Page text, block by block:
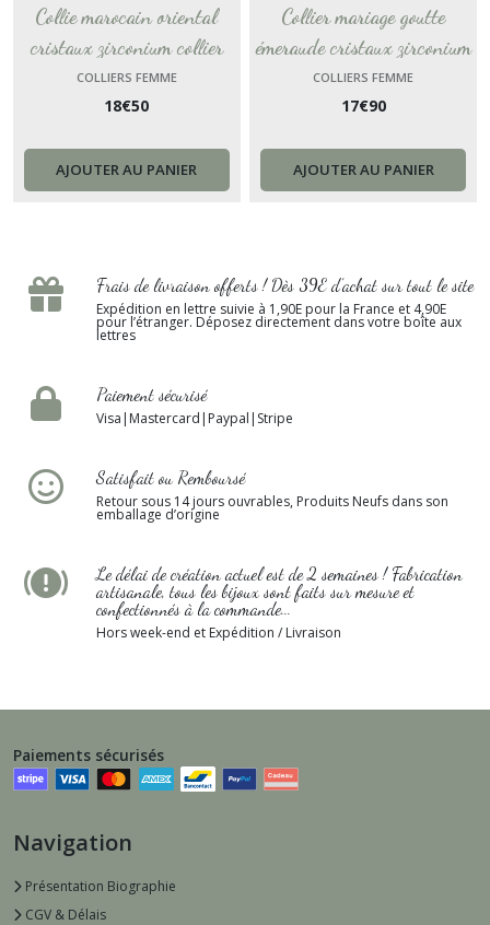
Collie marocain oriental
cristaux zirconium collier
nature chaine femme Gold-
Filled collier or dame
France
COLLIERS FEMME
18€50
AJOUTER AU PANIER
Collier mariage goutte
émeraude cristaux zirconium
collier chaine femme Gold-
Filled collier or cadeau femme
COLLIERS FEMME
17€90
AJOUTER AU PANIER
Frais de livraison offerts ! Dès 39E d’achat sur tout le site
Expédition en lettre suivie à 1,90E pour la France et 4,90E
pour l’étranger. Déposez directement dans votre boîte aux
lettres
Paiement sécurisé
Visa|Mastercard|Paypal|Stripe
Satisfait ou Remboursé
Retour sous 14 jours ouvrables, Produits Neufs dans son
emballage d’origine
Le délai de création actuel est de 2 semaines ! Fabrication
artisanale, tous les bijoux sont faits sur mesure et
confectionnés à la commande...
Hors week-end et Expédition / Livraison
Paiements sécurisés
Navigation
Présentation Biographie
CGV & Délais